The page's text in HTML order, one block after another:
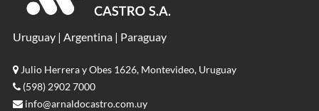
Uruguay | Argentina | Paraguay
Julio Herrera y Obes 1626, Montevideo, Uruguay
(598) 2902 7000
info@arnaldocastro.com.uy